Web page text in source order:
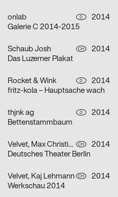
onlab D
2014
Galerie C 2014-2015
Schaub Josh CH
2014
Das Luzerner Plakat
Rocket & Wink D
2014
fritz-kola – Hauptsache wach
thjnk ag D
2014
Bettenstammbaum
Velvet, Max Christian Graeff CH
2014
Deutsches Theater Berlin
Velvet, Kaj Lehmann CH
2014
Werkschau 2014